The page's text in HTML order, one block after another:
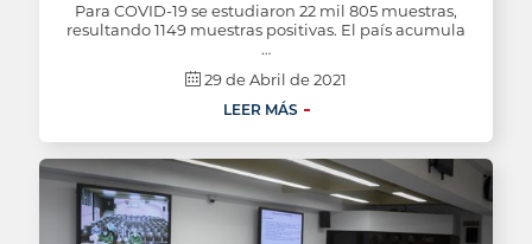
Para COVID-19 se estudiaron 22 mil 805 muestras,
resultando 1149 muestras positivas. El país acumula
…
29 de Abril de 2021
LEER MÁS